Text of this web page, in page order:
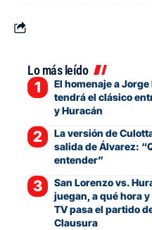
Lo más leído
El homenaje a
tendrá el clásico
y Huracán
La versión de
salida de Álvarez:
entender”
San Lorenzo vs.
juegan, a qué hora
TV pasa el partido
Clausura